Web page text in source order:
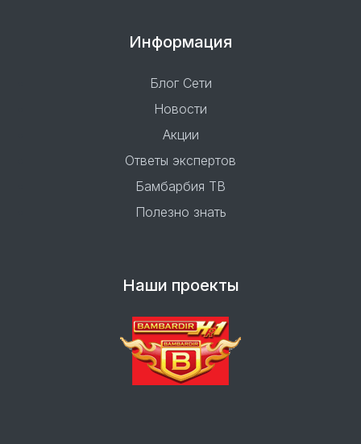
Информация
Блог Сети
Новости
Акции
Ответы экспертов
Бамбарбия ТВ
Полезно знать
Наши проекты